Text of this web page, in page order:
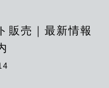
販売｜最新情報